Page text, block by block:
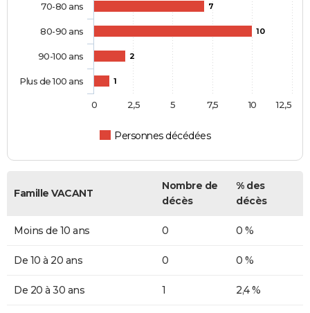
7
10
2
1
Personnes décédées
70-80 ans
80-90 ans
90-100 ans
Plus de 100 ans
0 10
2,5 5 7,5 12,5
Famille VACANT
Nombre de
décès
% des
décès
Moins de 10 ans 0 0 %
De 10 à 20 ans 0 0 %
De 20 à 30 ans 1 2,4 %